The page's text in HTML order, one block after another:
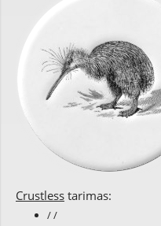
Crustless tarimas:
/ /